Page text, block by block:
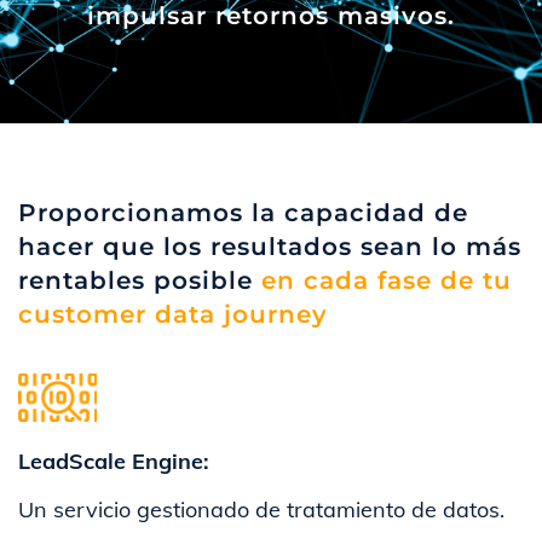
impulsar retornos masivos.
Proporcionamos la capacidad de
hacer que los resultados sean lo más
rentables posible en cada fase de tu
customer data journey
LeadScale Engine:
Un servicio gestionado de tratamiento de datos.